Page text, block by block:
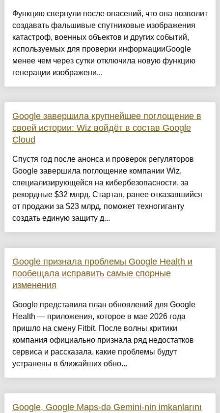
Функцию свернули после опасений, что она позволит
создавать фальшивые спутниковые изображения
катастроф, военных объектов и других событий,
используемых для проверки информацииGoogle
менее чем через сутки отключила новую функцию
генерации изображени...
Google завершила крупнейшее поглощение в
своей истории: Wiz войдёт в состав Google
Cloud
Спустя год после анонса и проверок регуляторов
Google завершила поглощение компании Wiz,
специализирующейся на кибербезопасности, за
рекордные $32 млрд. Стартап, ранее отказавшийся
от продажи за $23 млрд, поможет техногиганту
создать единую защиту д...
Google признала проблемы Google Health и
пообещала исправить самые спорные
изменения
Google представила план обновлений для Google
Health — приложения, которое в мае 2026 года
пришло на смену Fitbit. После волны критики
компания официально признала ряд недостатков
сервиса и рассказала, какие проблемы будут
устранены в ближайших обно...
Google, Google Maps-də Gemini-nin imkanlarını